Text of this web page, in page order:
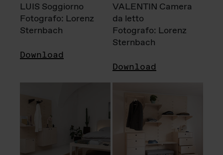
LUIS Soggiorno
Fotografo: Lorenz
Sternbach
Download
VALENTIN Camera
da letto
Fotografo: Lorenz
Sternbach
Download